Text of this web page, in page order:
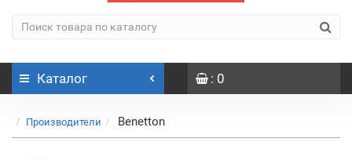
Каталог : 0
Производители Benetton